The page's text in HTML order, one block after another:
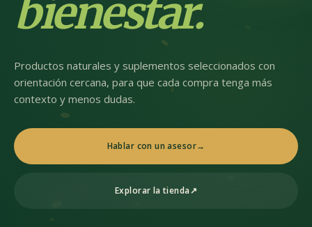
bienestar.
Productos naturales y suplementos seleccionados con
orientación cercana, para que cada compra tenga más
contexto y menos dudas.
Hablar con un asesor→
Explorar la tienda↗